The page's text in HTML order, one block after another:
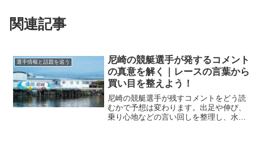
関連記事
選手情報と話題を追う
尼崎の競艇選手が発するコメント
の真意を解く｜レースの言葉から
買い目を整えよう！
尼崎の競艇選手が残すコメントをどう読
むかで予想は変わります。出足や伸び、
乗り心地などの言い回しを整理し、水面